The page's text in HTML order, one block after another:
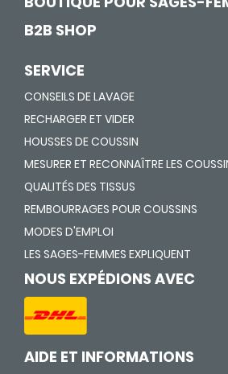
B2B SHOP
SERVICE
CONSEILS DE LAVAGE
RECHARGER ET VIDER
HOUSSES DE COUSSIN
MESURER ET RECONNAÎTRE LES
QUALITÉS DES TISSUS
REMBOURRAGES POUR COUSSINS
MODES D'EMPLOI
LES SAGES-FEMMES EXPLIQUENT
NOUS EXPÉDIONS AVEC
AIDE ET INFORMATIONS